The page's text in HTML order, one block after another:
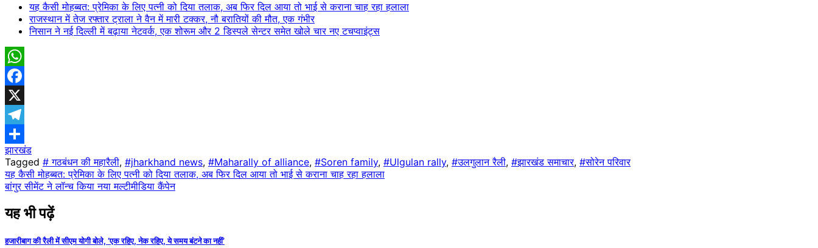
यह कैसी मोहब्बत: प्रेमिका के लिए पत्नी को दिया तलाक, अब फिर दिल आया तो भाई से कराना चाह रहा हलाला
राजस्थान में तेज रफ्तार ट्राला ने वैन में मारी टक्कर, नौ बरातियों की मौत, एक गंभीर
निसान ने नई दिल्ली में बढ़ाया नेटवर्क, एक शोरूम और 2 डिस्पले सेन्टर समेत खोले चार नए टचप्वाइंट्स
WhatsApp
Facebook
X
Telegram
Share
झारखंड
Tagged # गठबंधन की महारैली, #jharkhand news, #Maharally of alliance, #Soren family, #Ulgulan rally, #उलगुलान रैली, #झारखंड समाचार, #सोरेन परिवार
Post
navigation
यह कैसी मोहब्बत: प्रेमिका के लिए पत्नी को दिया तलाक, अब फिर दिल आया तो भाई से कराना चाह रहा हलाला
बांगुर सीमेंट ने लॉन्च किया नया मल्टीमीडिया कैंपेन
यह भी पढ़ें
हजारीबाग की रैली में सीएम योगी बोले, ‘एक रहिए, नेक रहिए, ये समय बंटने का नहीं’